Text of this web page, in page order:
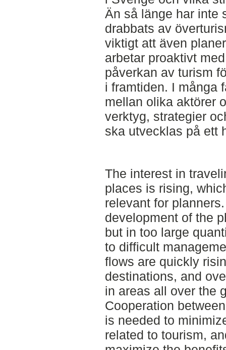
Än så länge har inte
drabbats av
viktigt att även
arbetar proaktivt
påverkan av turism
i framtiden. I många
mellan olika aktörer
verktyg, strategier
ska utvecklas på ett
The interest in
places is rising,
relevant for
development of the
but in too large
to difficult
flows are quickly
destinations, and
in areas all over the
Cooperation
is needed to
related to tourism,